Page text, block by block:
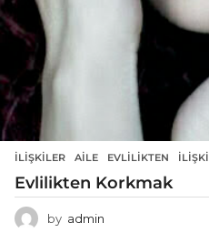
İLIŞKILER AILE ,EVLILIKTEN ,ILIŞKI
Evlilikten Korkmak
by admin